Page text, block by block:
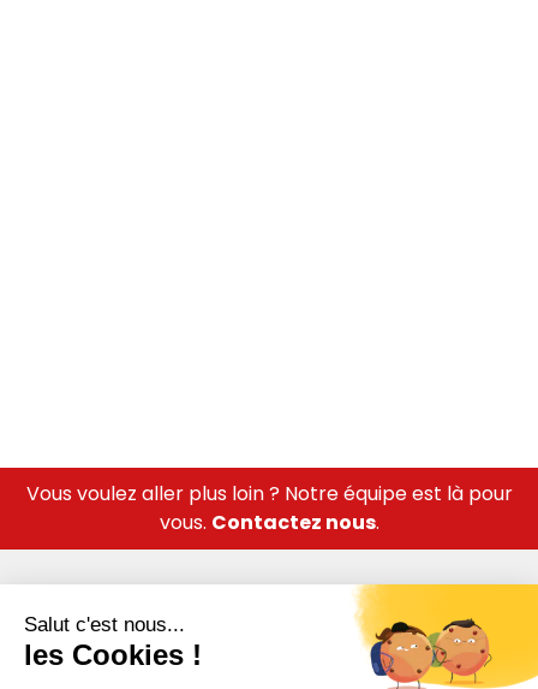
Vous voulez aller plus loin ? Notre équipe est là pour
vous. Contactez nous.
Qui sommes-nous ?